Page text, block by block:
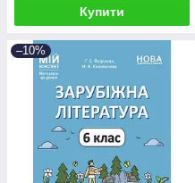
Купити
–10%